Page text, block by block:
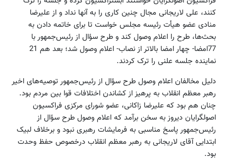
کنند، علی لاریجانی مجال چنین کاری را به آنها نداد و از علیرضا
منادی عضو هیأت رئیسه مجلس خواست تا برای خاتمه دادن به
بحث‌ها، طرح را اعلام وصول کند و طرح سؤال از رئیس‌جمهور با
77امضا- چهار امضا بالاتر از نصاب- اعلام وصول شد؛ بعد هم 21
نماینده جلسه علنی را ترک کردند.
دلیل مخالفان اعلام وصول طرح سؤال از رئیس‌جمهور توصیه‌های اخیر
رهبر معظم انقلاب به پرهیز از کشاندن اختلافات قوا بین مردم بود.
چنان هم بود که علیرضا زاکانی، عضو شورای مرکزی فراکسیون
اصولگرایان دیروز به سخن برآمد که اعلام وصول طرح سؤال از
رئیس‌جمهور پاسخ مناسبی به فرمایشات رهبری نبود و برخلاف لبیک
ابتدایی آقای لاریجانی به رهبر معظم انقلاب درخصوص حفظ وحدت
بود.